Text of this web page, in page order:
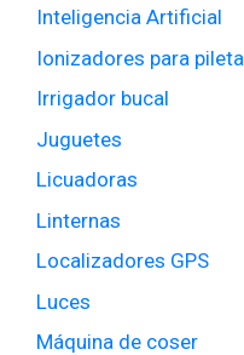
Inteligencia Artificial
Ionizadores para pileta
Irrigador bucal
Juguetes
Licuadoras
Linternas
Localizadores GPS
Luces
Máquina de coser